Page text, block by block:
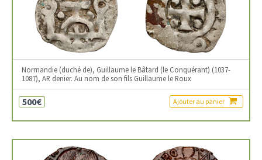
Normandie (duché de), Guillaume le Bâtard (le Conquérant) (1037-
1087), AR denier. Au nom de son fils Guillaume le Roux
500€ Ajouter au panier